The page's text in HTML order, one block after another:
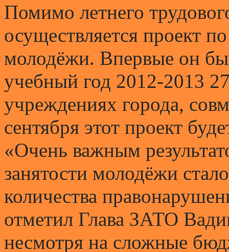
Помимо летнего
осуществляется проект
молодёжи. Впервые он
учебный год 2012-2013
учреждениях города,
сентября этот проект
«Очень важным
занятости молодёжи
количества
отметил Глава ЗАТО
несмотря на сложные